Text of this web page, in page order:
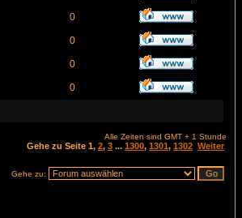
0
0
0
0
Alle Zeiten sind GMT + 1 Stunde
Gehe zu Seite 1, 2, 3 ... 1300, 1301, 1302 Weiter
Gehe zu: